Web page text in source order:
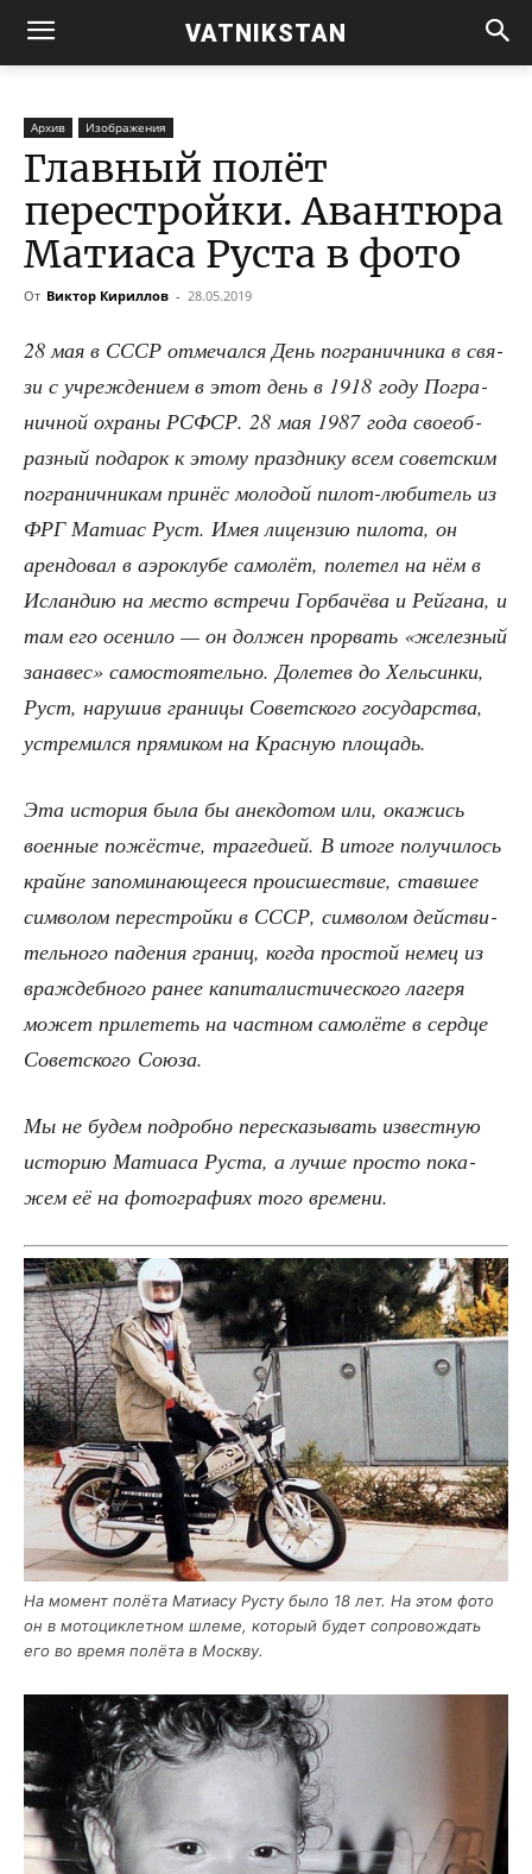
VATNIKSTAN
Архив Изображения
Главный полёт
перестройки. Авантюра
Матиаса Руста в фото
От Виктор Кириллов - 28.05.2019
28 мая в СССР отме­чал­ся День погра­нич­ни­ка в свя­
зи с учре­жде­ни­ем в этот день в 1918 году Погра­
нич­ной охра­ны РСФСР. 28 мая 1987 года свое­об­
раз­ный пода­рок к это­му празд­ни­ку всем совет­ским
погра­нич­ни­кам при­нёс моло­дой пилот-люби­тель из
ФРГ Мати­ас Руст. Имея лицен­зию пило­та, он
арен­до­вал в аэро­клу­бе само­лёт, поле­тел на нём в
Ислан­дию на место встре­чи Гор­ба­чё­ва и Рей­га­на, и
там его осе­ни­ло — он дол­жен про­рвать «желез­ный
зана­вес» само­сто­я­тель­но. Доле­тев до Хель­син­ки,
Руст, нару­шив гра­ни­цы Совет­ско­го госу­дар­ства,
устре­мил­ся пря­ми­ком на Крас­ную площадь.
Эта исто­рия была бы анек­до­том или, ока­жись
воен­ные пожёст­че, тра­ге­ди­ей. В ито­ге полу­чи­лось
крайне запо­ми­на­ю­ще­е­ся про­ис­ше­ствие, став­шее
сим­во­лом пере­строй­ки в СССР, сим­во­лом дей­стви­
тель­но­го паде­ния гра­ниц, когда про­стой немец из
враж­деб­но­го ранее капи­та­ли­сти­че­ско­го лаге­ря
может при­ле­теть на част­ном само­лё­те в серд­це
Совет­ско­го Союза.
Мы не будем подроб­но пере­ска­зы­вать извест­ную
исто­рию Мати­а­са Руста, а луч­ше про­сто пока­
жем её на фото­гра­фи­ях того времени.
На момент полё­та Мати­а­су Русту было 18 лет. На этом фото
он в мото­цик­лет­ном шле­ме, кото­рый будет сопро­вож­дать
его во вре­мя полё­та в Москву.